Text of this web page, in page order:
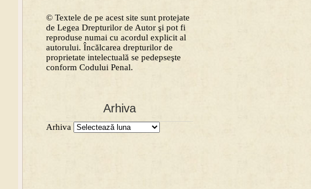
© Textele de pe acest site sunt protejate
de Legea Drepturilor de Autor şi pot fi
reproduse numai cu acordul explicit al
autorului. Încălcarea drepturilor de
proprietate intelectuală se pedepseşte
conform Codului Penal.
Arhiva
Arhiva